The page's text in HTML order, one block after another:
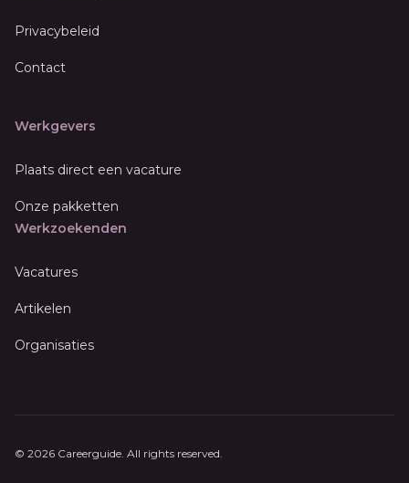
Privacybeleid
Contact
Werkgevers
Plaats direct een vacature
Onze pakketten
Werkzoekenden
Vacatures
Artikelen
Organisaties
© 2026 Careerguide. All rights reserved.